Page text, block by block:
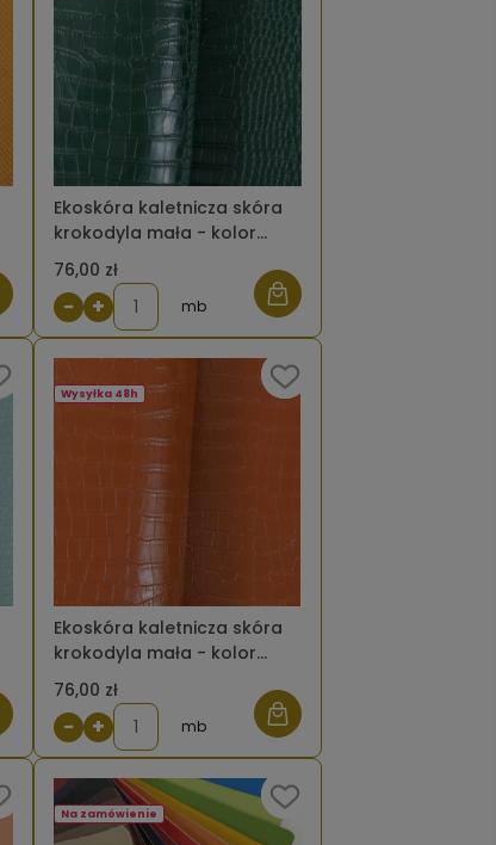
Ekoskóra kaletnicza skóra
krokodyla mała - kolor
zielony butelkowy
76,00 zł
− + mb
Ekoskóra kaletnicza skóra
krokodyla mała - kolor
miedziany
76,00 zł
Wysyłka 48h
− + mb
Na zamówienie